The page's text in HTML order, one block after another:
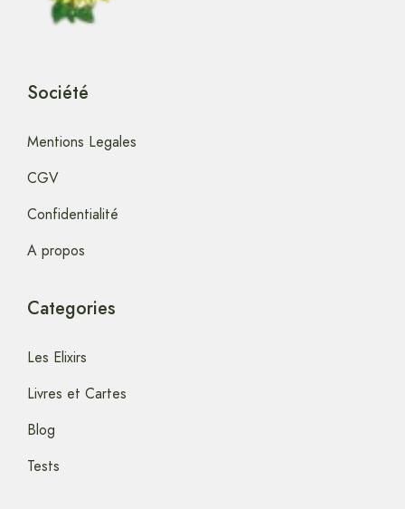
Société
Mentions Legales
CGV
Confidentialité
A propos
Categories
Les Elixirs
Livres et Cartes
Blog
Tests